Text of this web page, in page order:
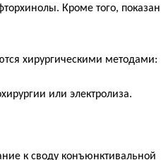
Кроме того, показан
хирургическими методами:
или электролиза.
к своду конъюнктивальной